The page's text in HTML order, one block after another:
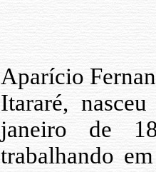
Aparício
Itararé,
janeiro de
trabalhando